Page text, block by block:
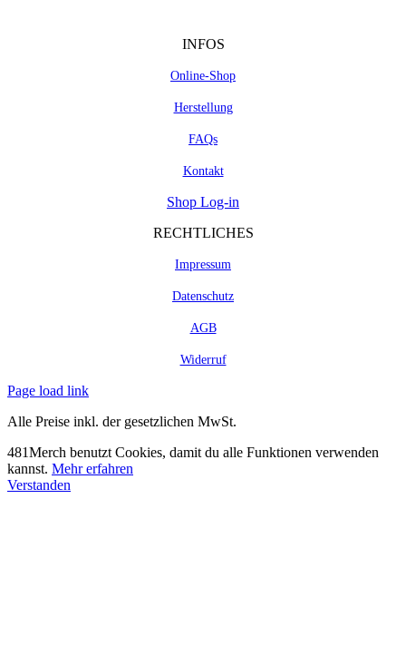
INFOS
Online-Shop
Herstellung
FAQs
Kontakt
Shop Log-in
RECHTLICHES
Impressum
Datenschutz
AGB
Widerruf
Page load link
Alle Preise inkl. der gesetzlichen MwSt.
481Merch benutzt Cookies, damit du alle Funktionen verwenden
kannst. Mehr erfahren
Verstanden